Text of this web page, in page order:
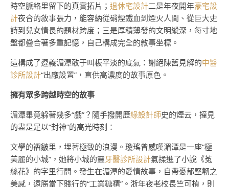
時空脈絡里留下的真實拓片； 退休宅設計二是年夜開年豪宅設
計夜合的敘事張力，能容納從硝煙鐵血到煙火人間、從巨大史
詩到兒女情長的題材跨度；三是厚積薄發的文明縱深，每寸地
盤都疊合著多重記憶，自己構成完全的敘事坐標。
這構成了遵義湄潭敢于叫板平淡的底氣：謝絕陳舊見解的中醫
診所設計“出廠設置”，直供高濃度的故事原色。
擁有眾多跨越時空的故事
湄潭畢竟躲著幾多“戲”？隨手撥開歷綠設計師史的煙云，撞見
的盡是足以“封神”的高光時刻：
文學的褶皺里，埋著極致的浪漫。瓊瑤曾感嘆湄潭是一座“極
美麗的小城”，她將小城的靈牙醫診所設計氣揉進了小說《菟
絲花》的字里行間。發生在湄潭的愛情故事，自帶憂郁堅韌之
美感，遠勝當下賤行的“工業糖精”。浙年夜老校長竺可楨，則